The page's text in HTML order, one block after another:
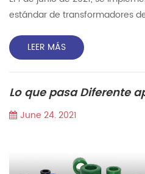
estándar de transformadores
distribución de energía, que
las industrias, la agricultura, el
transmisión y la distribución es
transformador,...
LEER MÁS
June 24. 2021